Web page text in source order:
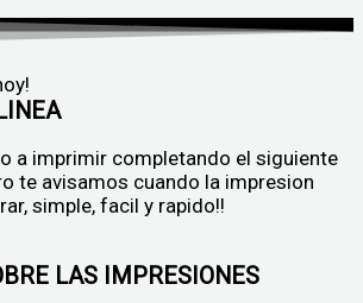
a imprimir completando el siguiente
te avisamos cuando la impresion
simple, facil y rapido!!
LAS IMPRESIONES